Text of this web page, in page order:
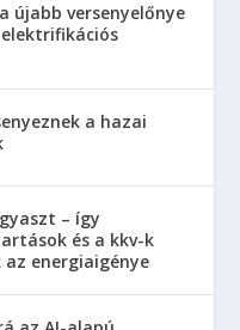
újabb versenyelőnye
a hazai
– így
és a kkv-k
energiaigénye